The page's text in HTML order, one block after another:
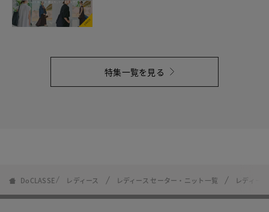
特集一覧を見る
DoCLASSE レディース レディース セーター・ニット一覧 レディー